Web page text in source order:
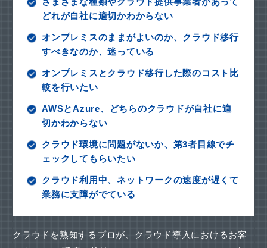
どれが自社に適切かわからない
オンプレミスのままがよいのか、クラウド移行
すべきなのか、迷っている
オンプレミスとクラウド移行した際のコスト比
較を行いたい
AWSとAzure、どちらのクラウドが自社に適
切かわからない
クラウド環境に問題がないか、第3者目線でチ
ェックしてもらいたい
クラウド利用中、ネットワークの速度が遅くて
業務に支障がでている
クラウドを熟知するプロが、クラウド導入におけるお客